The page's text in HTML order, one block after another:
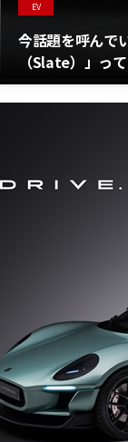
EV
今話題を呼んで
（Slate）」っ
て・・・